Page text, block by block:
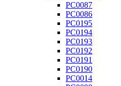
PC0087
PC0086
PC0195
PC0194
PC0193
PC0192
PC0191
PC0190
PC0014